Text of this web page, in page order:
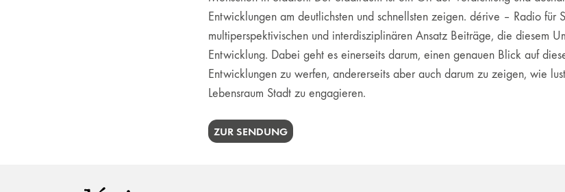
Entwicklungen am deutlichsten und schnellsten zeigen. dérive – Radio für
multiperspektivischen und interdisziplinären Ansatz Beiträge, die diesem
Entwicklung. Dabei geht es einerseits darum, einen genauen Blick auf
Entwicklungen zu werfen, andererseits aber auch darum zu zeigen, wie
Lebensraum Stadt zu engagieren.
ZUR SENDUNG